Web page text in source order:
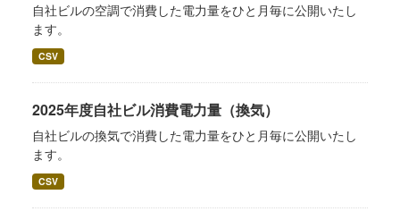
自社ビルの空調で消費した電力量をひと月毎に公開いたし
ます。
CSV
2025年度自社ビル消費電力量（換気）
自社ビルの換気で消費した電力量をひと月毎に公開いたし
ます。
CSV